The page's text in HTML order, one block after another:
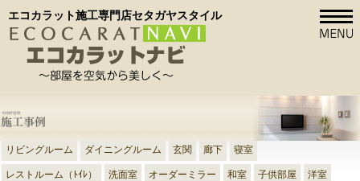
エコカラット施工専門店セタガヤスタイル
リビングルーム ダイニングルーム 玄関 廊下 寝室
レストルーム（ﾄｲﾚ） 洗面室 オーダーミラー 和室 子供部屋 洋室